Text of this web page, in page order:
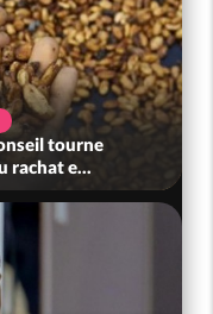
tourne
rachat e...